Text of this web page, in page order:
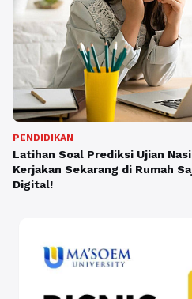
PENDIDIKAN
Latihan Soal Prediksi Ujian
Kerjakan Sekarang di Rumah
Digital!